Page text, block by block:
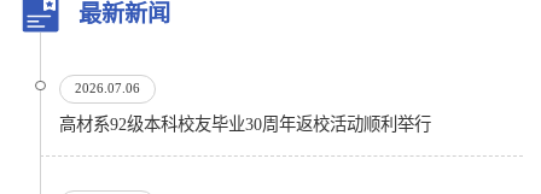
最新新闻
2026.07.06
高材系92级本科校友毕业30周年返校活动顺利举行